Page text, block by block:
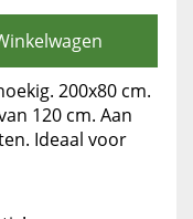
200x80 cm.
120 cm. Aan
Ideaal voor